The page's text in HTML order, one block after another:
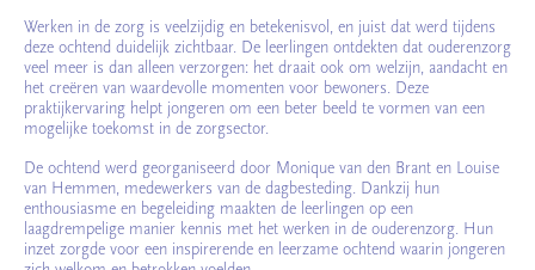
Werken in de zorg is veelzijdig en betekenisvol, en juist dat werd tijdens
deze ochtend duidelijk zichtbaar. De leerlingen ontdekten dat ouderenzorg
veel meer is dan alleen verzorgen: het draait ook om welzijn, aandacht en
het creëren van waardevolle momenten voor bewoners. Deze
praktijkervaring helpt jongeren om een beter beeld te vormen van een
mogelijke toekomst in de zorgsector.
De ochtend werd georganiseerd door Monique van den Brant en Louise
van Hemmen, medewerkers van de dagbesteding. Dankzij hun
enthousiasme en begeleiding maakten de leerlingen op een
laagdrempelige manier kennis met het werken in de ouderenzorg. Hun
inzet zorgde voor een inspirerende en leerzame ochtend waarin jongeren